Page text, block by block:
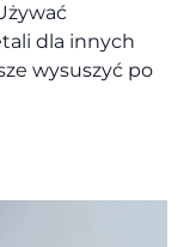
dla innych
wysuszyć po